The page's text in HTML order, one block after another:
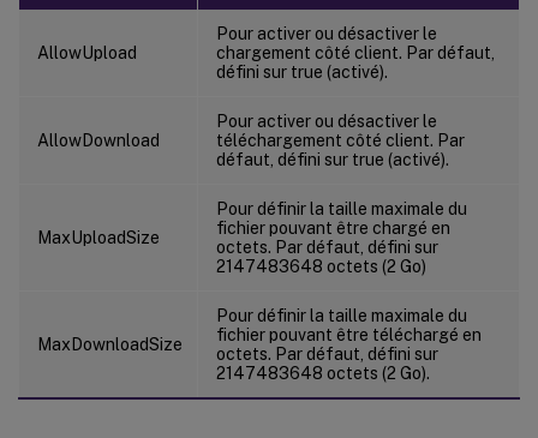
AllowUpload
Pour activer ou désactiver le
chargement côté client. Par défaut,
défini sur true (activé).
AllowDownload
Pour activer ou désactiver le
téléchargement côté client. Par
défaut, défini sur true (activé).
MaxUploadSize
Pour définir la taille maximale du
fichier pouvant être chargé en
octets. Par défaut, défini sur
2147483648 octets (2 Go)
MaxDownloadSize
Pour définir la taille maximale du
fichier pouvant être téléchargé en
octets. Par défaut, défini sur
2147483648 octets (2 Go).